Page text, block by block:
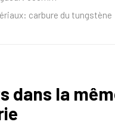
carbure du tungstène
dans la